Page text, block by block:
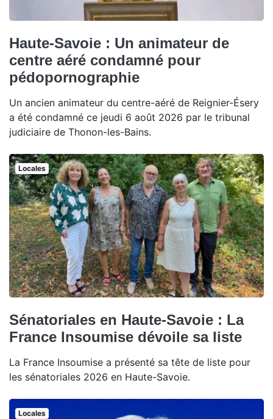
Haute-Savoie : Un animateur de
centre aéré condamné pour
pédopornographie
Un ancien animateur du centre-aéré de Reignier-Ésery
a été condamné ce jeudi 6 août 2026 par le tribunal
judiciaire de Thonon-les-Bains.
Locales
Sénatoriales en Haute-Savoie : La
France Insoumise dévoile sa liste
La France Insoumise a présenté sa tête de liste pour
les sénatoriales 2026 en Haute-Savoie.
Locales